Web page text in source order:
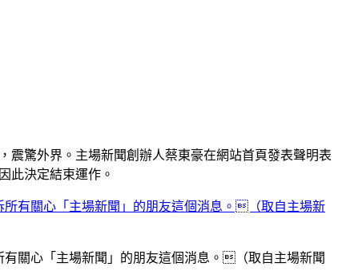
震驚外界。主場新聞創辦人蔡東豪在網站首頁發表聲明表
此決定結束運作。
關心「主場新聞」的朋友這個消息。（取自主場新聞